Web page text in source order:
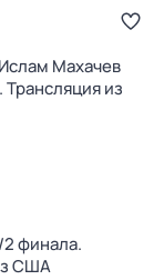
Махачев
из
финала.
США